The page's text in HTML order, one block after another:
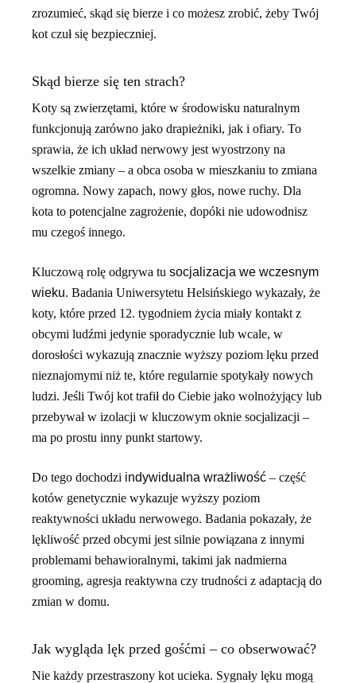
zrozumieć, skąd się bierze i co możesz zrobić, żeby Twój
kot czuł się bezpieczniej.
Skąd bierze się ten strach?
Koty są zwierzętami, które w środowisku naturalnym
funkcjonują zarówno jako drapieżniki, jak i ofiary. To
sprawia, że ich układ nerwowy jest wyostrzony na
wszelkie zmiany – a obca osoba w mieszkaniu to zmiana
ogromna. Nowy zapach, nowy głos, nowe ruchy. Dla
kota to potencjalne zagrożenie, dopóki nie udowodnisz
mu czegoś innego.
Kluczową rolę odgrywa tusocjalizacja we wczesnym
wieku. Badania Uniwersytetu Helsińskiego wykazały, że
koty, które przed 12. tygodniem życia miały kontakt z
obcymi ludźmi jedynie sporadycznie lub wcale, w
dorosłości wykazują znacznie wyższy poziom lęku przed
nieznajomymi niż te, które regularnie spotykały nowych
ludzi. Jeśli Twój kot trafił do Ciebie jako wolnożyjący lub
przebywał w izolacji w kluczowym oknie socjalizacji –
ma po prostu inny punkt startowy.
Do tego dochodzi indywidualna wrażliwość – część
kotów genetycznie wykazuje wyższy poziom
reaktywności układu nerwowego. Badania pokazały, że
lękliwość przed obcymi jest silnie powiązana z innymi
problemami behawioralnymi, takimi jak nadmierna
grooming, agresja reaktywna czy trudności z adaptacją do
zmian w domu.
Jak wygląda lęk przed gośćmi – co obserwować?
Nie każdy przestraszony kot ucieka. Sygnały lęku mogą